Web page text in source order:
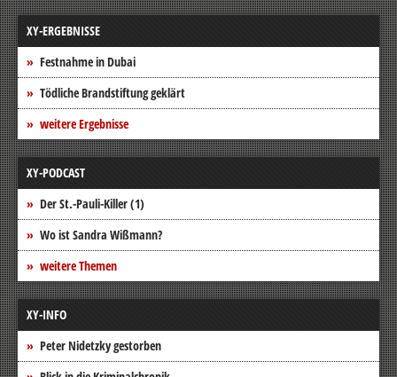
XY-ERGEBNISSE
Festnahme in Dubai
Tödliche Brandstiftung geklärt
weitere Ergebnisse
XY-PODCAST
Der St.-Pauli-Killer (1)
Wo ist Sandra Wißmann?
weitere Themen
XY-INFO
Peter Nidetzky gestorben